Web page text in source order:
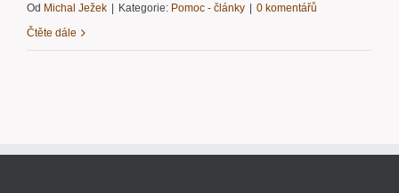
Od Michal Ježek Kategorie: Pomoc - články
0 komentářů
Čtěte dále